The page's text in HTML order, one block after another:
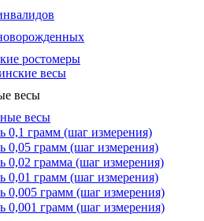
ростомеры
весы
весы
весы
0,1 грамм (шаг измерения)
0,05 грамм (шаг измерения)
0,02 грамма (шаг измерения)
0,01 грамм (шаг измерения)
0,005 грамм (шаг измерения)
0,001 грамм (шаг измерения)